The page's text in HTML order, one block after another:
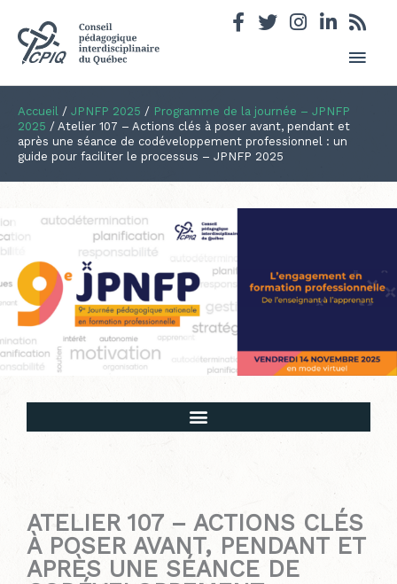
Accueil / JPNFP 2025 / Programme de la journée – JPNFP
2025 / Atelier 107 – Actions clés à poser avant, pendant et
après une séance de codéveloppement professionnel : un
guide pour faciliter le processus – JPNFP 2025
ATELIER 107 – ACTIONS CLÉS
À POSER AVANT, PENDANT ET
APRÈS UNE SÉANCE DE